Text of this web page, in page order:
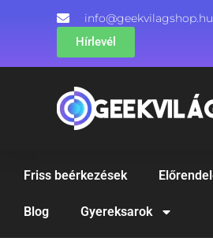
info@geekvilagshop.hu
Hírlevél
Friss beérkezések
Blog Gyereksarok